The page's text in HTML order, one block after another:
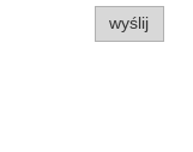
wyślij